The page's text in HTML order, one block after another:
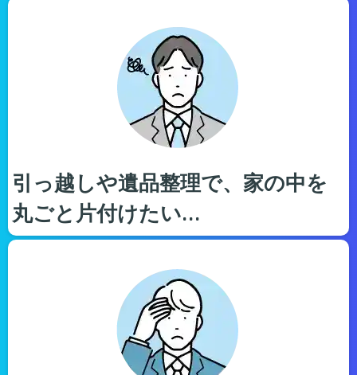
引っ越しや遺品整理で、家の中を
丸ごと片付けたい…